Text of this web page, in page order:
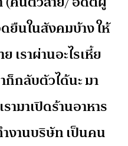
นในสังคมบ้าง ให้
เราผ่านอะไรเหี้ย
ก็กลับตัวได้นะ มา
ามาเปิดร้านอาหาร
างานบริษัท เป็นคน